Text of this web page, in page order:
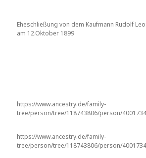
Eheschließung von dem Kaufmann Rudolf
am 12.Oktober 1899
https://www.ancestry.de/family-
tree/person/tree/118743806/person/
https://www.ancestry.de/family-
tree/person/tree/118743806/person/